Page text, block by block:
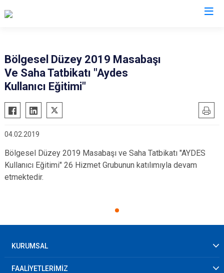
Bölgesel Düzey 2019 Masabaşı
Ve Saha Tatbikatı "Aydes
Kullanıcı Eğitimi"
04.02.2019
Bölgesel Düzey 2019 Masabaşı ve Saha Tatbikatı "AYDES
Kullanıcı Eğitimi" 26 Hizmet Grubunun katılımıyla devam
etmektedir.
KURUMSAL
FAALİYETLERİMİZ